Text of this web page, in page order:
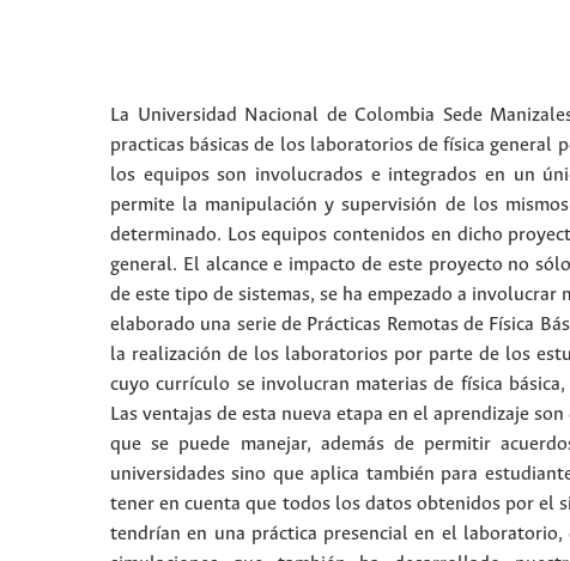
La Universidad Nacional de Colombia Sede
practicas básicas de los laboratorios de física
los equipos son involucrados e integrados en un
permite la manipulación y supervisión de los
determinado. Los equipos contenidos en dicho
general. El alcance e impacto de este proyecto no
de este tipo de sistemas, se ha empezado a
elaborado una serie de Prácticas Remotas de Física
la realización de los laboratorios por parte de los
cuyo currículo se involucran materias de física
Las ventajas de esta nueva etapa en el aprendizaje
que se puede manejar, además de permitir
universidades sino que aplica también para
tener en cuenta que todos los datos obtenidos por el
tendrían en una práctica presencial en el